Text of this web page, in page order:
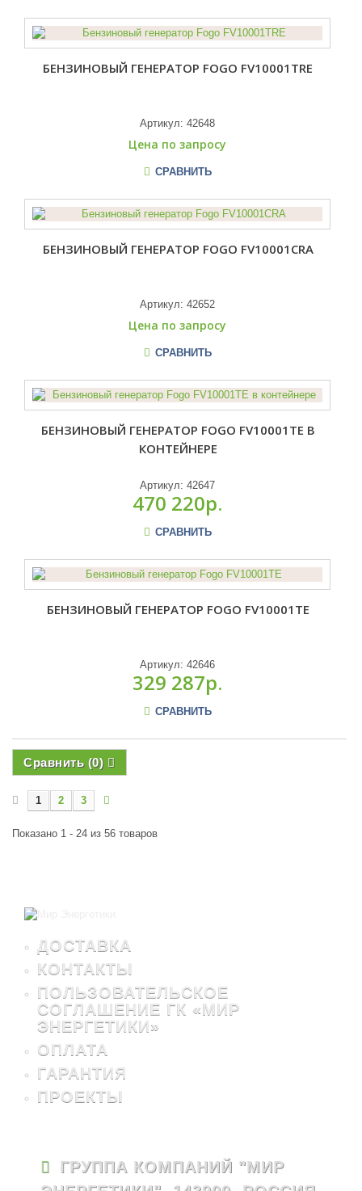
БЕНЗИНОВЫЙ ГЕНЕРАТОР FOGO FV10001TRE
Артикул:42648
Цена по запросу
СРАВНИТЬ
БЕНЗИНОВЫЙ ГЕНЕРАТОР FOGO FV10001CRA
Артикул:42652
Цена по запросу
СРАВНИТЬ
БЕНЗИНОВЫЙ ГЕНЕРАТОР FOGO FV10001TE В
КОНТЕЙНЕРЕ
Артикул:42647
470 220р.
СРАВНИТЬ
БЕНЗИНОВЫЙ ГЕНЕРАТОР FOGO FV10001TE
Артикул:42646
329 287р.
СРАВНИТЬ
Сравнить (0)
1 2 3
Показано 1 - 24 из 56 товаров
ДОСТАВКА
КОНТАКТЫ
ПОЛЬЗОВАТЕЛЬСКОЕ
СОГЛАШЕНИЕ ГК «МИР
ЭНЕРГЕТИКИ»
ОПЛАТА
ГАРАНТИЯ
ПРОЕКТЫ
ГРУППА КОМПАНИЙ "МИР